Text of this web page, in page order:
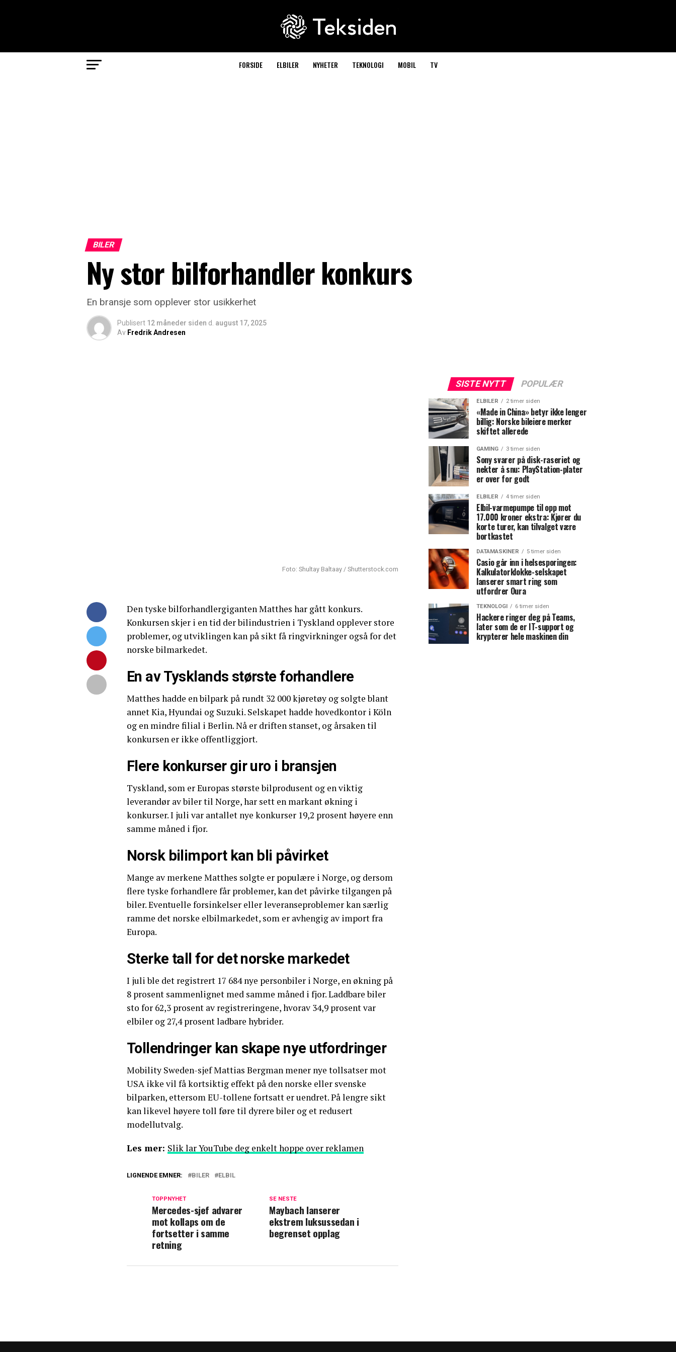
FORSIDE ELBILER NYHETER TEKNOLOGI MOBIL TV
BILER
Ny stor bilforhandler konkurs
En bransje som opplever stor usikkerhet
Publisert 12 måneder siden d. august 17, 2025
Av Fredrik Andresen
Foto: Shultay Baltaay / Shutterstock.com
Den tyske bilforhandlergiganten Matthes har gått konkurs.
Konkursen skjer i en tid der bilindustrien i Tyskland opplever store
problemer, og utviklingen kan på sikt få ringvirkninger også for det
norske bilmarkedet.
En av Tysklands største forhandlere
Matthes hadde en bilpark på rundt 32 000 kjøretøy og solgte blant
annet Kia, Hyundai og Suzuki. Selskapet hadde hovedkontor i Köln
og en mindre filial i Berlin. Nå er driften stanset, og årsaken til
konkursen er ikke offentliggjort.
Flere konkurser gir uro i bransjen
Tyskland, som er Europas største bilprodusent og en viktig
leverandør av biler til Norge, har sett en markant økning i
konkurser. I juli var antallet nye konkurser 19,2 prosent høyere enn
samme måned i fjor.
Norsk bilimport kan bli påvirket
Mange av merkene Matthes solgte er populære i Norge, og dersom
flere tyske forhandlere får problemer, kan det påvirke tilgangen på
biler. Eventuelle forsinkelser eller leveranseproblemer kan særlig
ramme det norske elbilmarkedet, som er avhengig av import fra
Europa.
Sterke tall for det norske markedet
I juli ble det registrert 17 684 nye personbiler i Norge, en økning på
8 prosent sammenlignet med samme måned i fjor. Laddbare biler
sto for 62,3 prosent av registreringene, hvorav 34,9 prosent var
elbiler og 27,4 prosent ladbare hybrider.
Tollendringer kan skape nye utfordringer
Mobility Sweden-sjef Mattias Bergman mener nye tollsatser mot
USA ikke vil få kortsiktig effekt på den norske eller svenske
bilparken, ettersom EU-tollene fortsatt er uendret. På lengre sikt
kan likevel høyere toll føre til dyrere biler og et redusert
modellutvalg.
Les mer: Slik lar YouTube deg enkelt hoppe over reklamen
LIGNENDE EMNER: BILER ELBIL
SE NESTE
Maybach lanserer
ekstrem luksussedan i
begrenset opplag
TOPPNYHET
Mercedes-sjef advarer
mot kollaps om de
fortsetter i samme
retning
SISTE NYTT POPULÆR
ELBILER 2 timer siden
«Made in China» betyr ikke lenger
billig: Norske bileiere merker
skiftet allerede
GAMING 3 timer siden
Sony svarer på disk-raseriet og
nekter å snu: PlayStation-plater
er over for godt
ELBILER 4 timer siden
Elbil-varmepumpe til opp mot
17.000 kroner ekstra: Kjører du
korte turer, kan tilvalget være
bortkastet
DATAMASKINER 5 timer siden
Casio går inn i helsesporingen:
Kalkulatorklokke-selskapet
lanserer smart ring som
utfordrer Oura
TEKNOLOGI 6 timer siden
Hackere ringer deg på Teams,
later som de er IT-support og
krypterer hele maskinen din